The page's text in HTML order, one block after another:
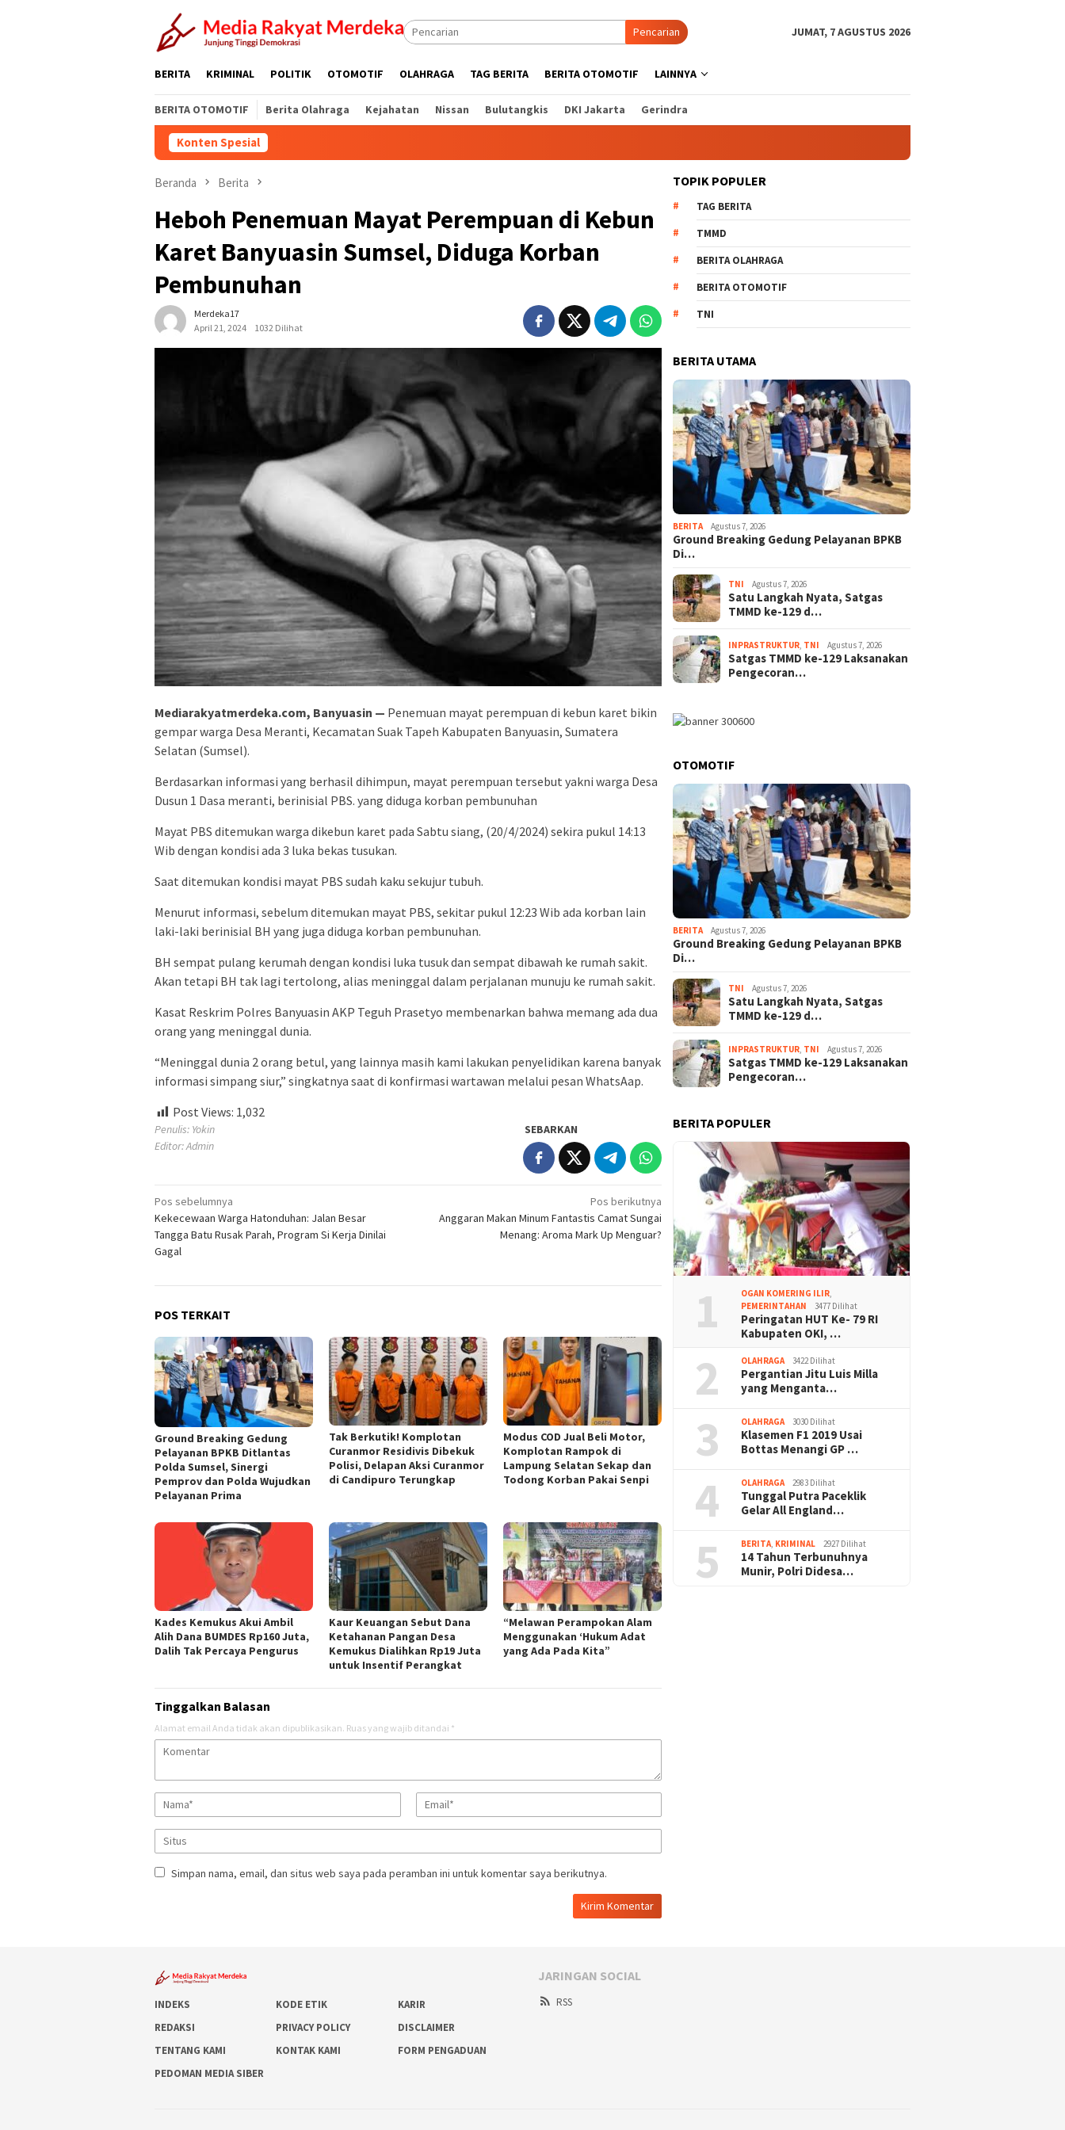
Pencarian JUMAT, 7 AGUSTUS 2026
BERITA KRIMINAL POLITIK OTOMOTIF OLAHRAGA TAG BERITA BERITA OTOMOTIF LAINNYA
BERITA OTOMOTIF Berita Olahraga Kejahatan Nissan Bulutangkis DKI Jakarta Gerindra
Konten Spesial
Beranda Berita
Heboh Penemuan Mayat Perempuan di Kebun
Karet Banyuasin Sumsel, Diduga Korban
Pembunuhan
Merdeka17
April 21, 2024
1032 Dilihat
Mediarakyatmerdeka.com, Banyuasin — Penemuan mayat perempuan di kebun karet bikin
gempar warga Desa Meranti, Kecamatan Suak Tapeh Kabupaten Banyuasin, Sumatera
Selatan (Sumsel).
Berdasarkan informasi yang berhasil dihimpun, mayat perempuan tersebut yakni warga Desa
Dusun 1 Dasa meranti, berinisial PBS. yang diduga korban pembunuhan
Mayat PBS ditemukan warga dikebun karet pada Sabtu siang, (20/4/2024) sekira pukul 14:13
Wib dengan kondisi ada 3 luka bekas tusukan.
Saat ditemukan kondisi mayat PBS sudah kaku sekujur tubuh.
Menurut informasi, sebelum ditemukan mayat PBS, sekitar pukul 12:23 Wib ada korban lain
laki-laki berinisial BH yang juga diduga korban pembunuhan.
BH sempat pulang kerumah dengan kondisi luka tusuk dan sempat dibawah ke rumah sakit.
Akan tetapi BH tak lagi tertolong, alias meninggal dalam perjalanan munuju ke rumah sakit.
Kasat Reskrim Polres Banyuasin AKP Teguh Prasetyo membenarkan bahwa memang ada dua
orang yang meninggal dunia.
“Meninggal dunia 2 orang betul, yang lainnya masih kami lakukan penyelidikan karena banyak
informasi simpang siur,” singkatnya saat di konfirmasi wartawan melalui pesan WhatsAap.
Post Views: 1,032
Penulis: Yokin
Editor: Admin
SEBARKAN
Navigasi
pos
Pos sebelumnya
Kekecewaan Warga Hatonduhan: Jalan Besar
Tangga Batu Rusak Parah, Program Si Kerja Dinilai
Gagal
Pos berikutnya
Anggaran Makan Minum Fantastis Camat Sungai
Menang: Aroma Mark Up Menguar?
POS TERKAIT
Ground Breaking Gedung
Pelayanan BPKB Ditlantas
Polda Sumsel, Sinergi
Pemprov dan Polda Wujudkan
Pelayanan Prima
Tak Berkutik! Komplotan
Curanmor Residivis Dibekuk
Polisi, Delapan Aksi Curanmor
di Candipuro Terungkap
Modus COD Jual Beli Motor,
Komplotan Rampok di
Lampung Selatan Sekap dan
Todong Korban Pakai Senpi
Kades Kemukus Akui Ambil
Alih Dana BUMDES Rp160 Juta,
Dalih Tak Percaya Pengurus
Kaur Keuangan Sebut Dana
Ketahanan Pangan Desa
Kemukus Dialihkan Rp19 Juta
untuk Insentif Perangkat
“Melawan Perampokan Alam
Menggunakan ‘Hukum Adat
yang Ada Pada Kita”
Tinggalkan Balasan
Alamat email Anda tidak akan dipublikasikan. Ruas yang wajib ditandai *
Simpan nama, email, dan situs web saya pada peramban ini untuk komentar saya berikutnya.
TOPIK POPULER
TAG BERITA
TMMD
BERITA OLAHRAGA
BERITA OTOMOTIF
TNI
BERITA UTAMA
BERITA Agustus 7, 2026
Ground Breaking Gedung Pelayanan BPKB
Di…
TNI Agustus 7, 2026
Satu Langkah Nyata, Satgas
TMMD ke-129 d…
INPRASTRUKTUR TNI Agustus 7, 2026
Satgas TMMD ke-129 Laksanakan
Pengecoran…
OTOMOTIF
BERITA Agustus 7, 2026
Ground Breaking Gedung Pelayanan BPKB
Di…
TNI Agustus 7, 2026
Satu Langkah Nyata, Satgas
TMMD ke-129 d…
INPRASTRUKTUR TNI Agustus 7, 2026
Satgas TMMD ke-129 Laksanakan
Pengecoran…
BERITA POPULER
1 OGAN KOMERING ILIR,
PEMERINTAHAN
3477 Dilihat
Peringatan HUT Ke- 79 RI
Kabupaten OKI, …
2 OLAHRAGA 3422 Dilihat
Pergantian Jitu Luis Milla
yang Menganta…
3 OLAHRAGA 3030 Dilihat
Klasemen F1 2019 Usai
Bottas Menangi GP …
4 OLAHRAGA 2983 Dilihat
Tunggal Putra Paceklik
Gelar All England…
5 BERITA, KRIMINAL 2927 Dilihat
14 Tahun Terbunuhnya
Munir, Polri Didesa…
INDEKS KODE ETIK
KARIR
REDAKSI
PRIVACY POLICY
DISCLAIMER
TENTANG KAMI
KONTAK KAMI
FORM PENGADUAN
PEDOMAN MEDIA SIBER
JARINGAN SOCIAL
RSS